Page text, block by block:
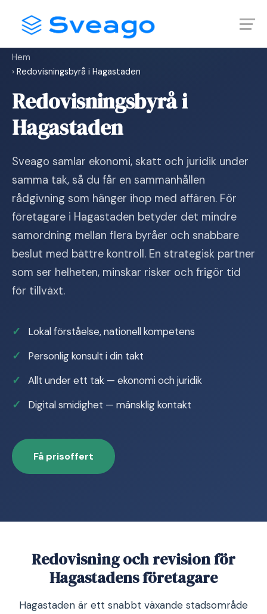
content
Hem
› Redovisningsbyrå i Hagastaden
Redovisningsbyrå i
Hagastaden
Sveago samlar ekonomi, skatt och juridik under
samma tak, så du får en sammanhållen
rådgivning som hänger ihop med affären. För
företagare i Hagastaden betyder det mindre
samordning mellan flera byråer och snabbare
beslut med bättre kontroll. En strategisk partner
som ser helheten, minskar risker och frigör tid
för tillväxt.
Lokal förståelse, nationell kompetens
Personlig konsult i din takt
Allt under ett tak — ekonomi och juridik
Digital smidighet — mänsklig kontakt
Få prisoffert
Redovisning och revision för
Hagastadens företagare
Hagastaden är ett snabbt växande stadsområde